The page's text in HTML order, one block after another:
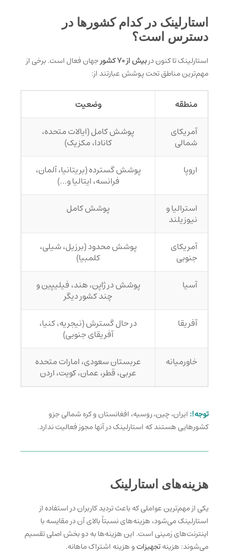
استارلینک در کدام کشورها در
دسترس است؟
استارلینک تا کنون دربیش از ۷۰ کشور
جهان فعال است. برخی از
مهم‌ترین مناطق تحت پوشش عبارتند از:
منطقه
وضعیت
آمریکای
شمالی
پوشش کامل (ایالات متحده،
کانادا، مکزیک)
اروپا
پوشش گسترده (بریتانیا، آلمان،
فرانسه، ایتالیا و…)
استرالیا و
نیوزیلند
پوشش کامل
آمریکای
جنوبی
پوشش محدود (برزیل، شیلی،
کلمبیا)
آسیا
پوشش در ژاپن، هند، فیلیپین و
چند کشور دیگر
آفریقا
در حال گسترش (نیجریه، کنیا،
آفریقای جنوبی)
خاورمیانه
عربستان سعودی، امارات متحده
عربی، قطر، عمان، کویت، اردن
توجه!: ایران، چین، روسیه، افغانستان و کره شمالی جزو
کشورهایی هستند که استارلینک در آنها مجوز فعالیت ندارد.
هزینه‌های استارلینک
یکی از مهم‌ترین عواملی که باعث تردید کاربران در استفاده از
استارلینک می‌شود، هزینه‌های نسبتاً بالای آن در مقایسه با
اینترنت‌های زمینی است. این هزینه‌ها به دو بخش اصلی تقسیم
می‌شوند: هزینهتجهیزاتو هزینه اشتراک ماهانه.